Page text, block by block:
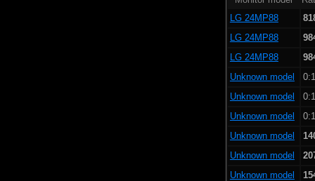
LG 24MP88
LG 24MP88
LG 24MP88
Unknown model
Unknown model
Unknown model
Unknown model
Unknown model
Unknown model